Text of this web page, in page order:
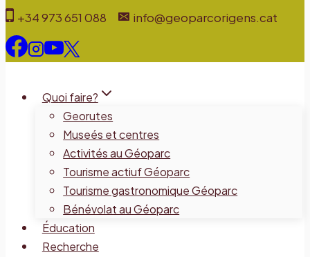
au
contenu
+34 973 651 088 info@geoparcorigens.cat
Quoi faire?
Georutes
Museés et centres
Activités au Géoparc
Tourisme actiuf Géoparc
Tourisme gastronomique Géoparc
Bénévolat au Géoparc
Éducation
Recherche